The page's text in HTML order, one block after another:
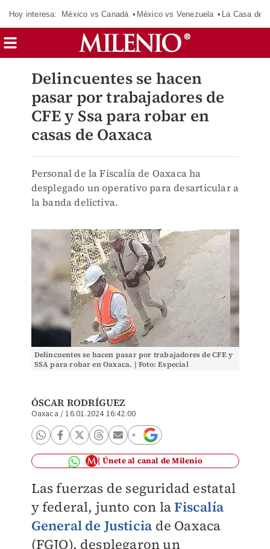
Hoy interesa: México vs Canadá México vs Venezuela La Casa de
Delincuentes se hacen
pasar por trabajadores de
CFE y Ssa para robar en
casas de Oaxaca
Personal de la Fiscalía de Oaxaca ha
desplegado un operativo para desarticular a
la banda delictiva.
Delincuentes se hacen pasar por trabajadores de CFE y
SSA para robar en Oaxaca. | Foto: Especial
ÓSCAR RODRÍGUEZ
Oaxaca /16.01.2024 16:42:00
Únete al canal de Milenio
Las fuerzas de seguridad estatal
y federal, junto con laFiscalía
General de Justicia de Oaxaca
(FGJO), desplegaron un